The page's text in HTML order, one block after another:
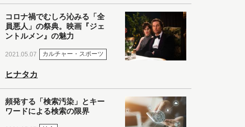
コロナ禍でむしろ沁みる「全
員悪人」の祭典。映画『ジェ
ントルメン』の魅力
2021.05.07 カルチャー・スポーツ
ヒナタカ
頻発する「検索汚染」とキー
ワードによる検索の限界